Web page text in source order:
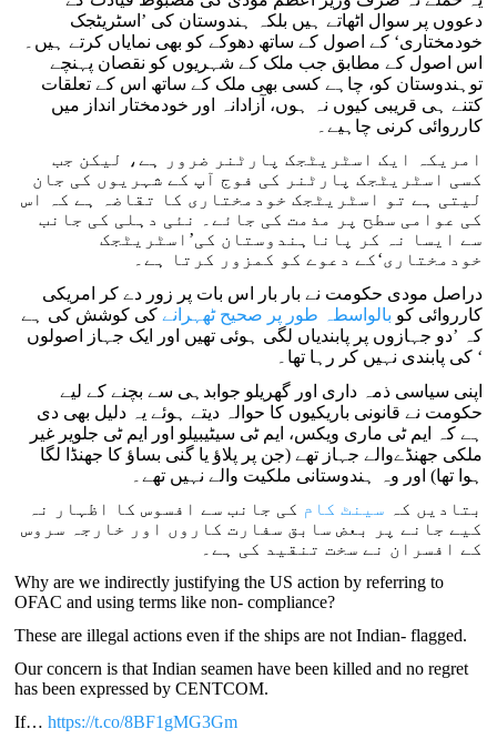
دعووں پر سوال اٹھاتے ہیں بلکہ ہندوستان کی ’اسٹریٹجک
خودمختاری‘ کے اصول کے ساتھ دھوکے کو بھی نمایاں کرتے ہیں۔
اس اصول کے مطابق جب ملک کے شہریوں کو نقصان پہنچے
توہندوستان کو، چاہے کسی بھی ملک کے ساتھ اس کے تعلقات
کتنے ہی قریبی کیوں نہ ہوں، آزادانہ اور خودمختار انداز میں
کارروائی کرنی چاہیے۔
امریکہ ایک اسٹریٹجک پارٹنر ضرور ہے، لیکن جب
کسی اسٹریٹجک پارٹنر کی فوج آپ کے شہریوں کی جان
لیتی ہے تو اسٹریٹجک خودمختاری کا تقاضہ ہے کہ اس
کی عوامی سطح پر مذمت کی جائے۔ نئی دہلی کی جانب
سے ایسا نہ کر پاناہندوستان کی’اسٹریٹجک
خودمختاری‘کے دعوے کو کمزور کرتا ہے۔
دراصل مودی حکومت نے بار بار اس بات پر زور دے کر امریکی
کارروائی کو بالواسطہ طور پر صحیح ٹھہرانے کی کوشش کی ہے
کہ ’دو جہازوں پر پابندیاں لگی ہوئی تھیں اور ایک جہاز اصولوں
کی پابندی نہیں کر رہا تھا۔ ‘
اپنی سیاسی ذمہ داری اور گھریلو جوابدہی سے بچنے کے لیے
حکومت نے قانونی باریکیوں کا حوالہ دیتے ہوئے یہ دلیل بھی دی
ہے کہ ایم ٹی ماری ویکس، ایم ٹی سیٹیبیلو اور ایم ٹی جلویر غیر
ملکی جھنڈےوالے جہاز تھے (جن پر پلاؤ یا گنی بساؤ کا جھنڈا لگا
ہوا تھا) اور وہ ہندوستانی ملکیت والے نہیں تھے۔
بتادیں کہ سینٹ کام کی جانب سے افسوس کا اظہار نہ
کیے جانے پر بعض سابق سفارت کاروں اور خارجہ سروس
کے افسران نے سخت تنقید کی ہے۔
Why are we indirectly justifying the US action by referring to
OFAC and using terms like non- compliance?
These are illegal actions even if the ships are not Indian- flagged.
Our concern is that Indian seamen have been killed and no regret
has been expressed by CENTCOM.
If…https://t.co/8BF1gMG3Gm